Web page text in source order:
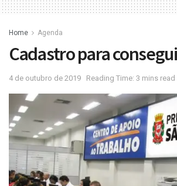
Home Agenda
Cadastro para
4 de outubro de 2019 Reading Time: 3 mins read